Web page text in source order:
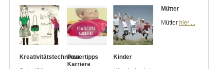
KreativitätstechnikenPowertipps
Karriere
Kinder
Mütter
Mütter hier ...